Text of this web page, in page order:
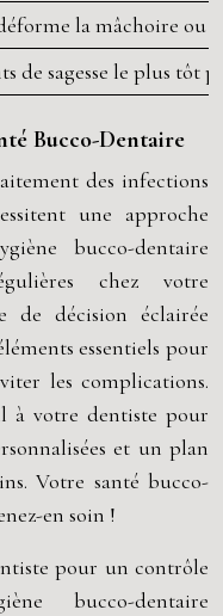
la mâchoire ou
de sagesse le plus tôt
Bucco-Dentaire
des infections
une approche
bucco-dentaire
chez votre
de décision éclairée
essentiels pour
les complications.
à votre dentiste pour
et un plan
Votre santé bucco-
en soin !
pour un contrôle
bucco-dentaire